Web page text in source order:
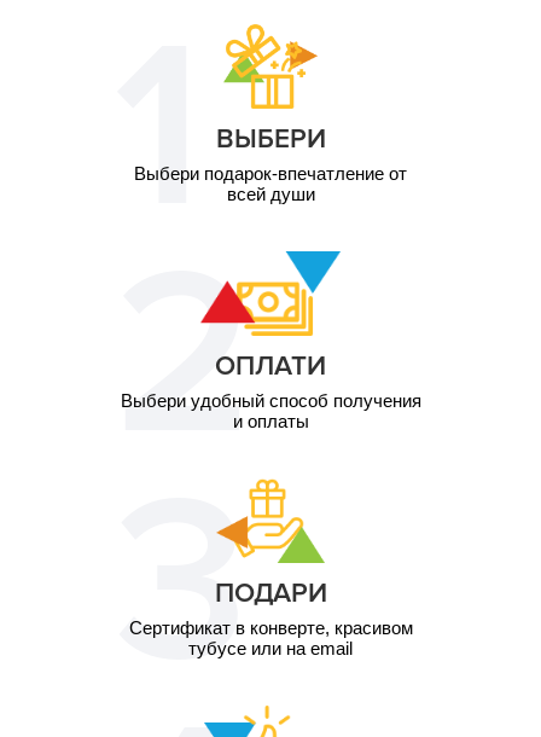
ВЫБЕРИ
Выбери подарок-впечатление от
всей души
ОПЛАТИ
Выбери удобный способ получения
и оплаты
ПОДАРИ
Сертификат в конверте, красивом
тубусе или на email